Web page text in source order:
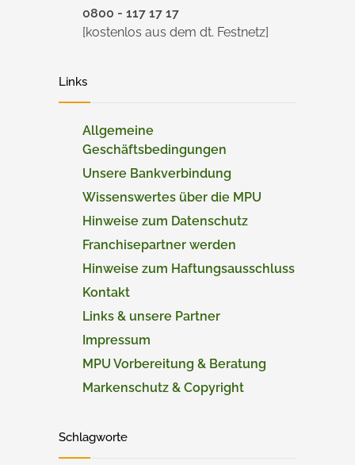
0800 - 117 17 17
[kostenlos aus dem dt. Festnetz]
Links
Allgemeine
Geschäftsbedingungen
Unsere Bankverbindung
Wissenswertes über die MPU
Hinweise zum Datenschutz
Franchisepartner werden
Hinweise zum Haftungsausschluss
Kontakt
Links & unsere Partner
Impressum
MPU Vorbereitung & Beratung
Markenschutz & Copyright
Schlagworte